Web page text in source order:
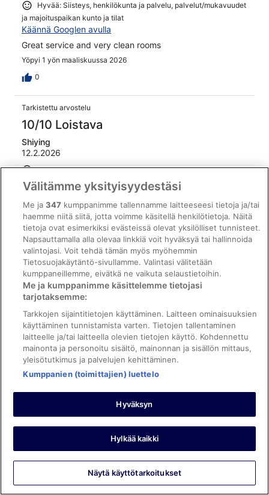
Hyvää: Siisteys, henkilökunta ja palvelu, palvelut/mukavuudet
ja majoituspaikan kunto ja tilat
Käännä Googlen avulla
Great service and very clean rooms
Yöpyi 1 yön maaliskuussa 2026
0
Tarkistettu arvostelu
10/10 Loistava
Shiying
12.2.2026
Hyvää: Siisteys, henkilökunta ja palvelu ja
palvelut/mukavuudet
Käännä Googlen avulla
Friendly staff, excellent location.
Yöpyi 6 yötä tammikuussa 2026
0
Tarkistettu arvostelu
10/10 Loistava
7.5.2026
Hyvää: Henkilökunta ja palvelu, palvelut/mukavuudet ja
majoituspaikan kunto ja tilat
Käännä Googlen avulla
Everything was excellent
10/10 Loistava
Välitämme yksityisyydestäsi
Me ja347 kumppanimme tallennamme laitteeseesi tietoja ja/tai
haemme niitä siitä, jotta voimme käsitellä henkilötietoja. Näitä
tietoja ovat esimerkiksi evästeissä olevat yksilölliset tunnisteet.
Napsauttamalla alla olevaa linkkiä voit hyväksyä tai hallinnoida
valintojasi. Voit tehdä tämän myös myöhemmin
Tietosuojakäytäntö-sivullamme. Valintasi välitetään
kumppaneillemme, eivätkä ne vaikuta selaustietoihin.
Me ja kumppanimme käsittelemme tietojasi
tarjotaksemme:
Tarkkojen sijaintitietojen käyttäminen. Laitteen ominaisuuksien
käyttäminen tunnistamista varten. Tietojen tallentaminen
laitteelle ja/tai laitteella olevien tietojen käyttö. Kohdennettu
mainonta ja personoitu sisältö, mainonnan ja sisällön mittaus,
yleisötutkimus ja palvelujen kehittäminen.
Kumppanien (toimittajien) luettelo
Hyväksyn
Hylkää kaikki
Näytä käyttötarkoitukset